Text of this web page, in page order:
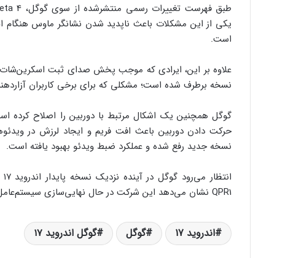
یکی از این مشکلات باعث ناپدید شدن نشانگر ماوس
است.
نسخه برطرف شده است؛ مشکلی که برای برخی کاربران
حرکت دادن دوربین باعث افت فریم و ایجاد لرزش در
نسخه جدید رفع شده و عملکرد ضبط ویدئو بهبود یافته است.
QPR1 نشان می‌دهد این شرکت در حال نهایی‌سازی سیستم‌عامل جدید خود و آماده‌سازی آن برای عرضه عمومی است.
اندروید 17 گوگل گوگل اندروید ۱۷